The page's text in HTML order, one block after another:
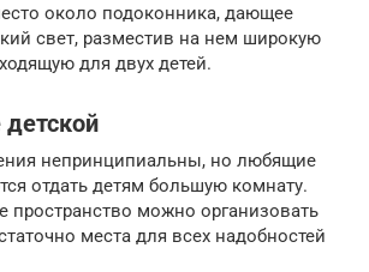
около подоконника, дающее
свет, разместив на нем широкую
для двух детей.
непринципиальны, но любящие
отдать детям большую комнату.
пространство можно организовать
места для всех надобностей